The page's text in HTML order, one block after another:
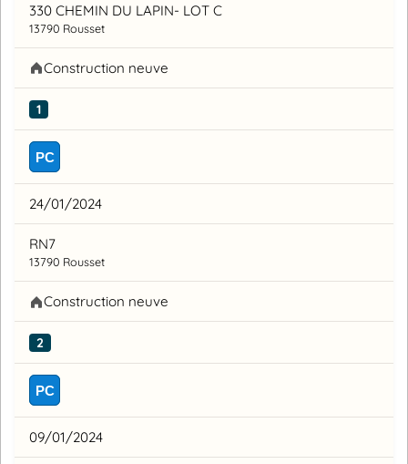
330 CHEMIN DU LAPIN- LOT C
13790 Rousset
Construction neuve
1
PC
24/01/2024
RN7
13790 Rousset
Construction neuve
2
PC
09/01/2024